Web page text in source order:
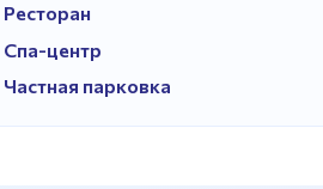
Ресторан
Спа-центр
Частная парковка